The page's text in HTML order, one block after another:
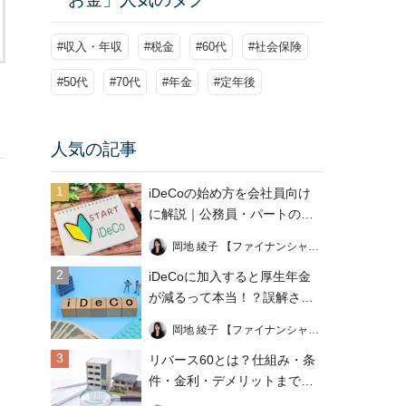
#収入・年収 #税金 #60代 #社会保険
#50代 #70代 #年金 #定年後
人気の記事
1
iDeCoの始め方を会社員向け
に解説｜公務員・パートの加
入条件も
2
iDeCoに加入すると厚生年金
が減るって本当！？誤解され
る理由や注意点を解説
3
リバース60とは？仕組み・条
件・金利・デメリットまでわ
かりやすく解説！